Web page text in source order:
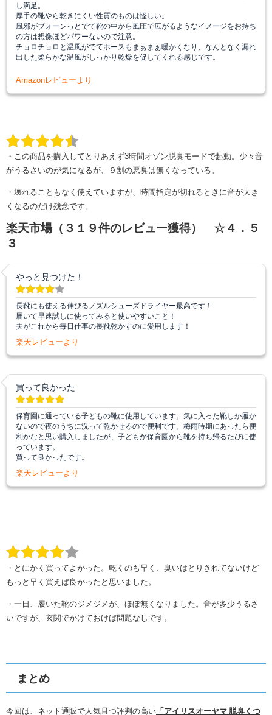
し満足。
厚手の靴やら乾きにくい性質のものは怪しい。
風邪がブォーンっとでて靴の中から風圧で広がるようなイメージをお持ち
の方は想像ほどパワーないので注意。
チョロチョロと温風がでてホースもまぁまぁ暖かくなり、なんとなく漏れ
出した柔らかな温風がしっかり乾燥を促してくれる感じです。
Amazonレビューより
・
この商品を購入してとりあえず3時間オゾン脱臭モードで起動。少々音
がうるさいのが気になるが、９割の悪臭は無くなっている。
・ 壊れることもなく使えていますが、時間指定が切れるときに音が大き
くなるのだけ残念です。
楽天市場（３１９件のレビュー獲得） ☆４．５
３
やっと見つけた！
長靴にも使える伸びるノズルシューズドライヤー最高です！
届いて早速試しに使ってみると使いやすいこと！
夫がこれから毎日仕事の長靴乾かすのに愛用します！
楽天レビューより
買って良かった
保育園に通っている子どもの靴に使用しています。気に入った靴しか履か
ないので夜のうちに洗って乾かせるので便利です。梅雨時期にあったら便
利かなと思い購入しましたが、子どもが保育園から靴を持ち帰るたびに使
っています。
買って良かったです。
楽天レビューより
・ とにかく買ってよかった。乾くのも早く、臭いはとりきれてないけど
もっと早く買えば良かったと思いました。
・ 一日、履いた靴のジメジメが、ほぼ無くなりました。 音が多少うるさ
いですが、玄関でかけておけば問題なしです。
まとめ
今回は、ネット通販で人気且つ評判の高い 「アイリスオーヤマ 脱臭くつ